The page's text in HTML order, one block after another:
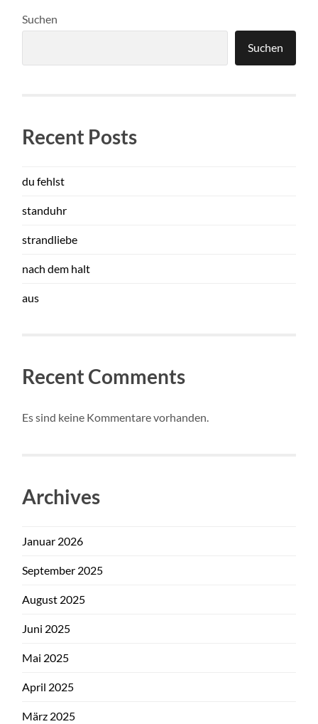
Suchen
Suchen
Recent Posts
du fehlst
standuhr
strandliebe
nach dem halt
aus
Recent Comments
Es sind keine Kommentare vorhanden.
Archives
Januar 2026
September 2025
August 2025
Juni 2025
Mai 2025
April 2025
März 2025